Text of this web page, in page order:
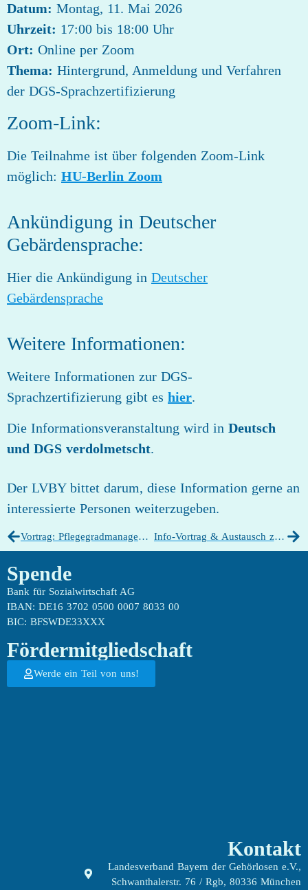
Datum: Montag, 11. Mai 2026
Uhrzeit: 17:00 bis 18:00 Uhr
Ort: Online per Zoom
Thema: Hintergrund, Anmeldung und Verfahren
der DGS-Sprachzertifizierung
Zoom-Link:
Die Teilnahme ist über folgenden Zoom-Link
möglich: HU-Berlin Zoom
Ankündigung in Deutscher
Gebärdensprache:
Hier die Ankündigung in Deutscher
Gebärdensprache
Weitere Informationen:
Weitere Informationen zur DGS-
Sprachzertifizierung gibt es hier.
Die Informationsveranstaltung wird in Deutsch
und DGS verdolmetscht.
Der LVBY bittet darum, diese Information gerne an
interessierte Personen weiterzugeben.
Vortrag: Pflegegradmanagement Info-Vortrag & Austausch zur Assistenzbörse
Spende
Bank für Sozialwirtschaft AG
IBAN: DE16 3702 0500 0007 8033 00
BIC: BFSWDE33XXX
Fördermitgliedschaft
Werde ein Teil von uns!
Kontakt
Landesverband Bayern der Gehörlosen e.V.,
Schwanthalerstr. 76 / Rgb, 80336 München